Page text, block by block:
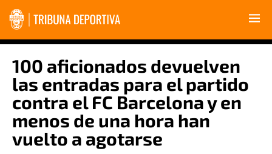
100 aficionados devuelven
las entradas para el partido
contra el FC Barcelona y en
menos de una hora han
vuelto a agotarse